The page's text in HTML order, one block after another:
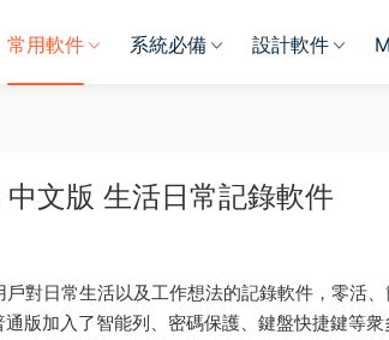
常用軟件 系統必備 設計軟件
文版 生活日常記錄軟件
對日常生活以及工作想法的記錄軟件，零活
通版加入了智能列、密碼保護、鍵盤快捷鍵等